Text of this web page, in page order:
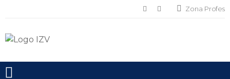
Zona Profes